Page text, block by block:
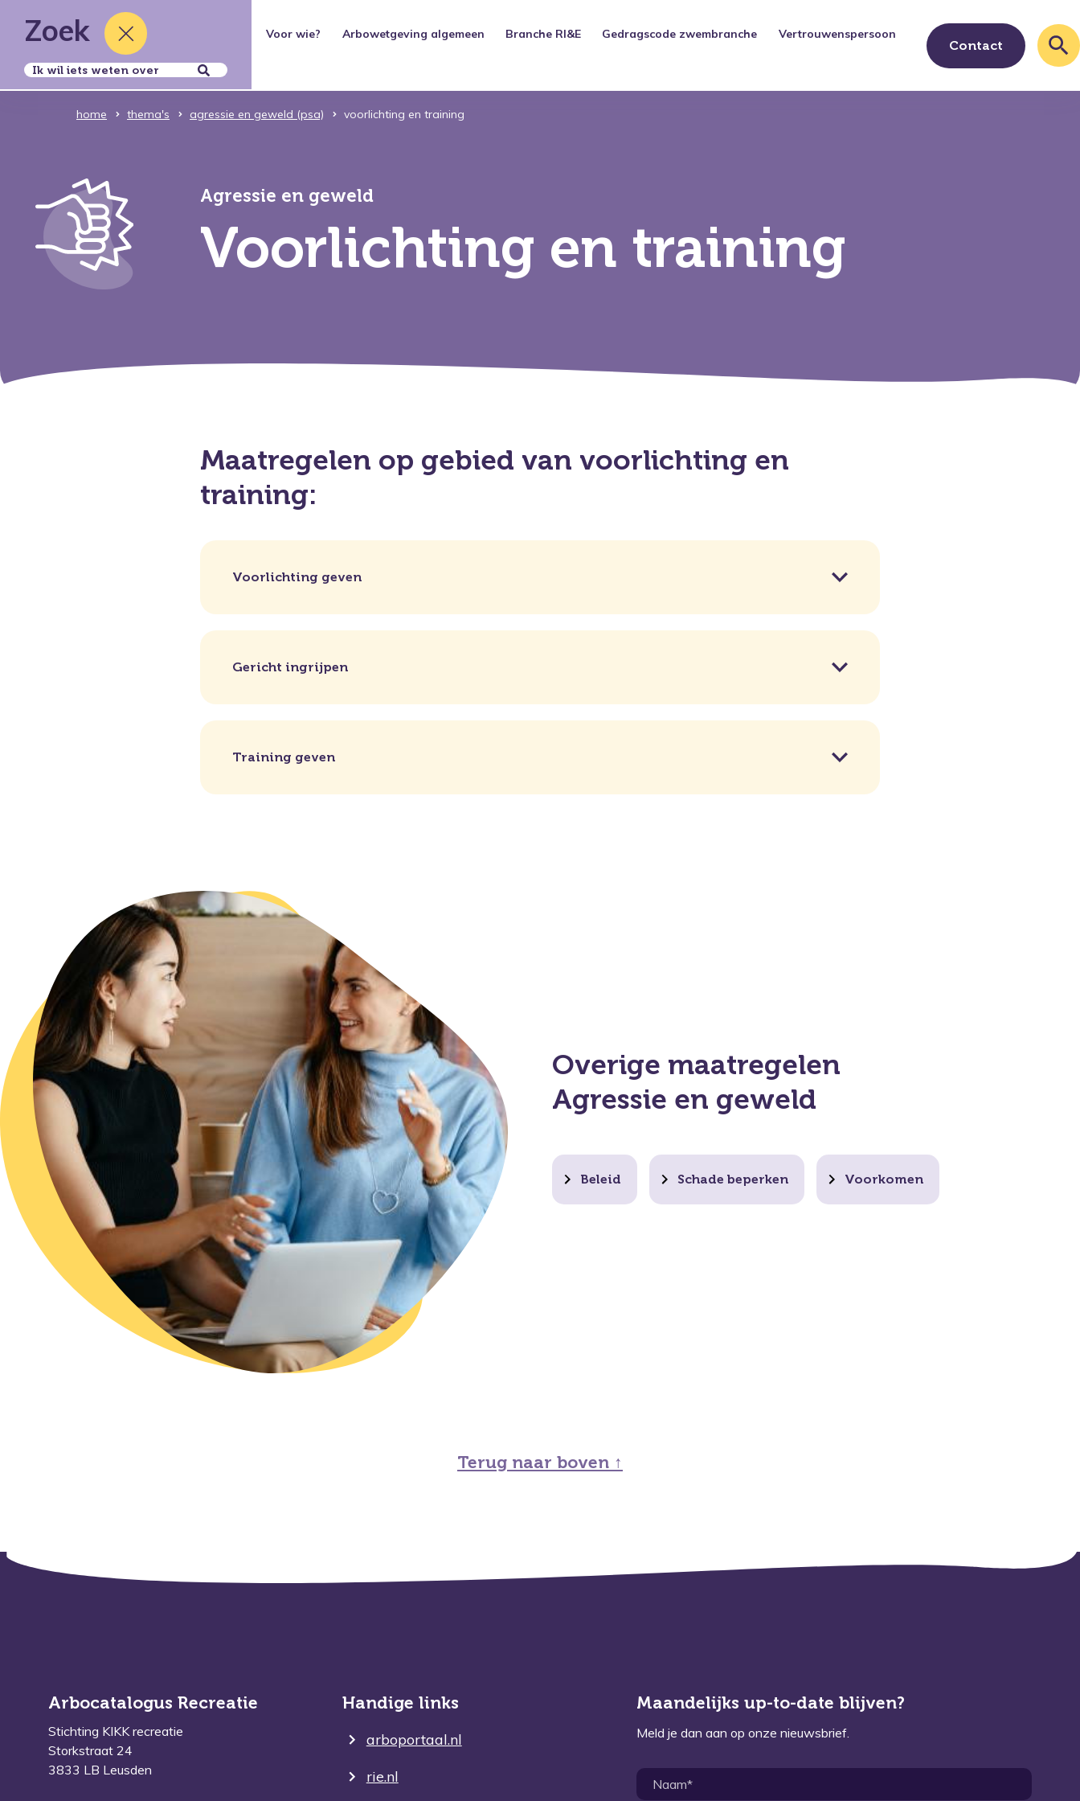
Voor wie? Arbowetgeving algemeen Branche RI&E Gedragscode zwembranche Vertrouwenspersoon
Over ons
Contact
Zoek
home thema's agressie en geweld (psa) voorlichting en training
Agressie en geweld
Voorlichting en training
Maatregelen op gebied van voorlichting en
training:
Voorlichting geven
Gericht ingrijpen
Training geven
Overige maatregelen
Agressie en geweld
Beleid Schade beperken Voorkomen
Terug naar boven ↑
Arbocatalogus Recreatie
Stichting KIKK recreatie
Storkstraat 24
3833 LB Leusden
Handige links
arboportaal.nl
rie.nl
Maandelijks up-to-date blijven?
Meld je dan aan op onze nieuwsbrief.